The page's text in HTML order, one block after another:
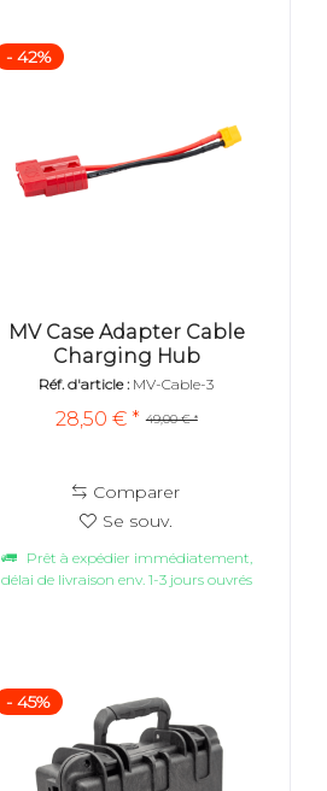
- 42%
MV Case Adapter Cable
Charging Hub
Réf. d'article : MV-Cable-3
49,00 € *
28,50 € *
Comparer
Se souv.
Prêt à expédier immédiatement,
délai de livraison env. 1-3 jours ouvrés
- 45%